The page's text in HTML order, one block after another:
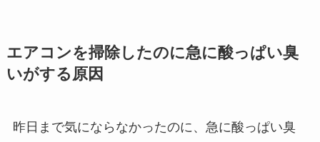
エアコンを掃除したのに急に酸っぱい臭
いがする原因
昨日まで気にならなかったのに、急に酸っぱい臭